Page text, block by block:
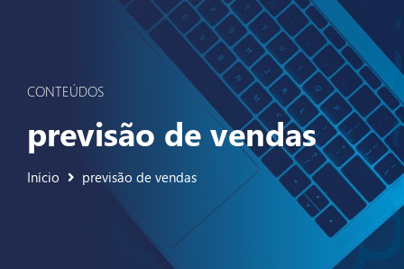
CONTEÚDOS
previsão de vendas
Início previsão de vendas